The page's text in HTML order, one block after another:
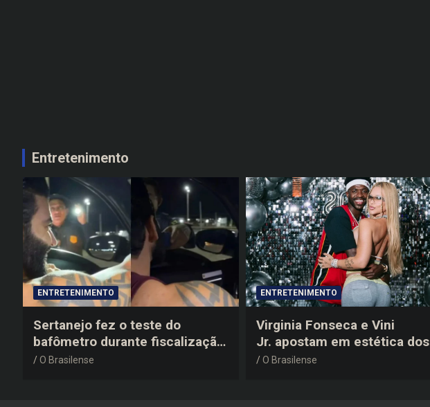
Entretenimento
ENTRETENIMENTO
Sertanejo fez o teste do
bafômetro durante fiscalização
na estrada, deu resultado
O Brasilense
ENTRETENIMENTO
Virginia Fonseca e Vini
Jr. apostam em estética dos
anos 2000 em festa de
O Brasilense